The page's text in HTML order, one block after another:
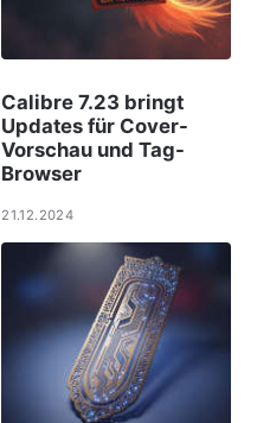
Calibre 7.23 bringt
Updates für Cover-
Vorschau und Tag-
Browser
21.12.2024